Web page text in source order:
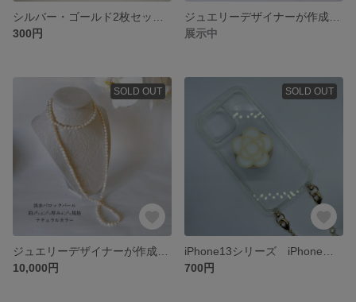
300円
展示中
SOLD OUT
10,000円
SOLD OUT
700円